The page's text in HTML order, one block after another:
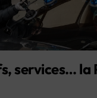
services… la